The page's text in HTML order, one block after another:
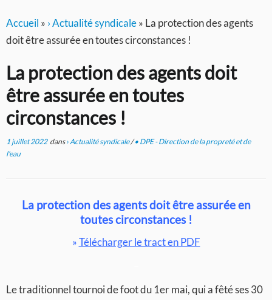
Accueil » › Actualité syndicale» La protection des agents
doit être assurée en toutes circonstances !
La protection des agents doit
être assurée en toutes
circonstances !
1 juillet 2022dans› Actualité syndicale/• DPE - Direction de la propreté et de
l'eau
La protection des agents doit être assurée en
toutes circonstances !
»Télécharger le tract en PDF
Le traditionnel tournoi de foot du 1er mai, qui a fêté ses 30